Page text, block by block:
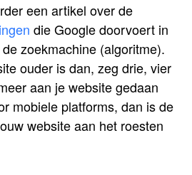
een artikel over de
die Google doorvoert in
zoekmachine (algoritme).
ouder is dan, zeg drie, vier
aan je website gedaan
mobiele platforms, dan is de
website aan het roesten